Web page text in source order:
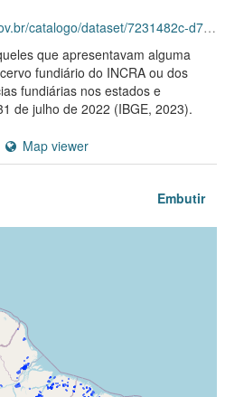
9f4d-f53d9bdc42c5/resource/3e4eb778-fb6d-45dc-810b-e915663a8439/download/quilombola_brasil.geojson
que apresentavam alguma
fundiário do INCRA ou dos
fundiárias nos estados e
de julho de 2022 (IBGE, 2023).
Map viewer
Embutir